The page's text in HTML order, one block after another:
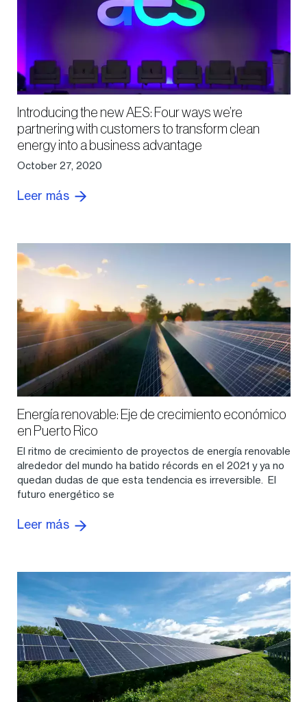
Introducing the new AES: Four ways we’re
partnering with customers to transform clean
energy into a business advantage
October 27, 2020
Leer más
Energía renovable: Eje de crecimiento económico
en Puerto Rico
El ritmo de crecimiento de proyectos de energía renovable
alrededor del mundo ha batido récords en el 2021 y ya no
quedan dudas de que esta tendencia es irreversible. El
futuro energético se
Leer más